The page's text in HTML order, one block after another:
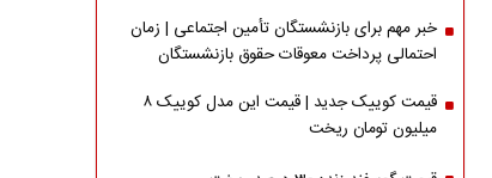
خبر مهم برای بازنشستگان تأمین اجتماعی | زمان
احتمالی پرداخت معوقات حقوق بازنشستگان
قیمت کوییک جدید | قیمت این مدل کوییک ۸
میلیون تومان ریخت